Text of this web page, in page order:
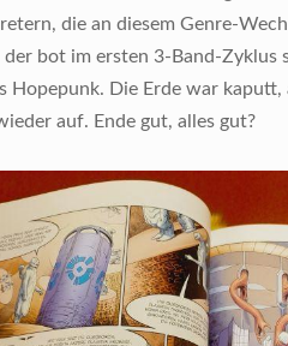
die an diesem Genre-
bot im ersten 3-Band-Zyklus
Hopepunk. Die Erde war
auf. Ende gut, alles gut?